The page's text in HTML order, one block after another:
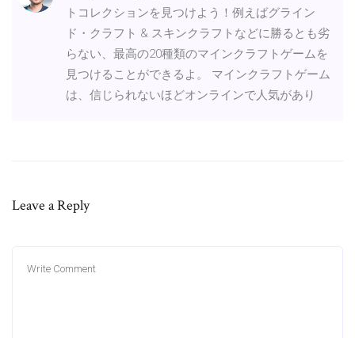
トコレクションを見つけよう！例えばグライン
ド・クラフト & スキンクラフトなどに勝るとも劣
らない、最高の20種類のマインクラフトゲームを
見つけることができるよ。 マインクラフトゲーム
は、信じられないほどオンラインで人気があり
Leave a Reply